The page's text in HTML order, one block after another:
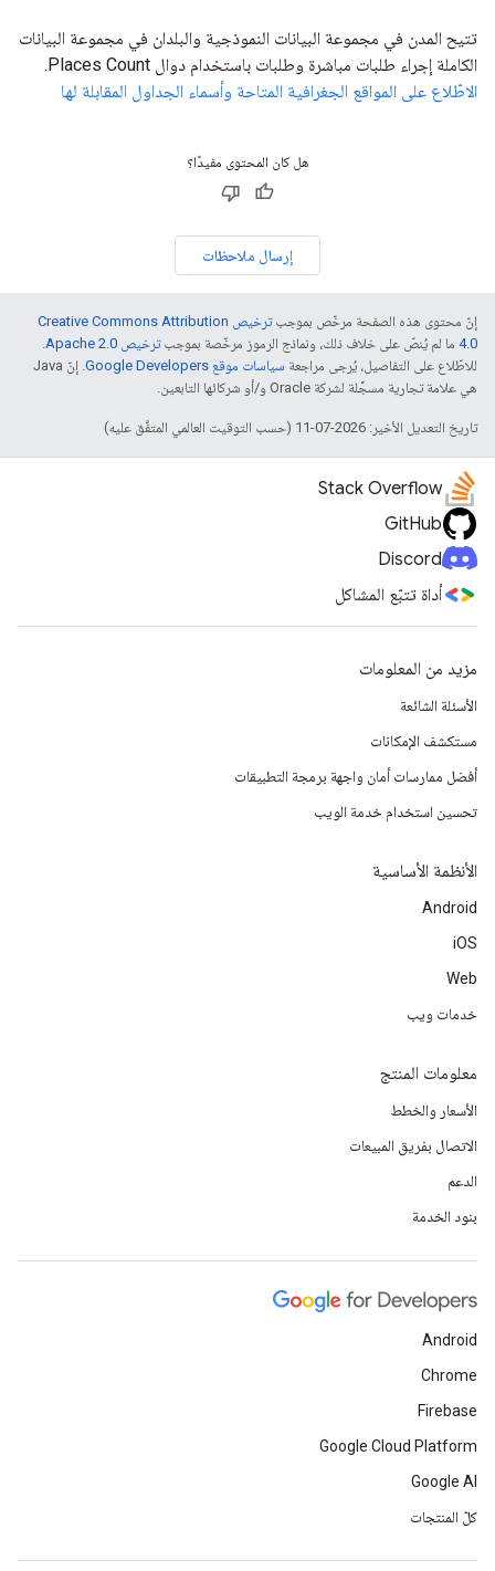
تتيح المدن في مجموعة البيانات النموذجية والبلدان في مجموعة البيانات
الكاملة إجراء طلبات مباشرة وطلبات باستخدام دوال Places Count.
الاطّلاع على المواقع الجغرافية المتاحة وأسماء الجداول المقابلة لها
هل كان المحتوى مفيدًا؟
إرسال ملاحظات
إنّ محتوى هذه الصفحة مرخّص بموجب
ترخيص Creative Commons Attribution
4.0‏ ما لم يُنصّ على خلاف ذلك، ونماذج الرموز مرخّصة بموجبترخيص Apache 2.0‏
.
للاطّلاع على التفاصيل، يُرجى مراجعة سياسات موقع Google Developers‏
. إنّ Java
هي علامة تجارية مسجَّلة لشركة Oracle و/أو شركائها التابعين.
تاريخ التعديل الأخير: 2026-07-11 (حسب التوقيت العالمي المتفَّق عليه)
Stack Overflow
GitHub
Discord
أداة تتبّع المشاكل
مزيد من المعلومات
الأسئلة الشائعة
مستكشف الإمكانات
أفضل ممارسات أمان واجهة برمجة التطبيقات
تحسين استخدام خدمة الويب
الأنظمة الأساسية
Android
iOS
Web
خدمات ويب
معلومات المنتج
الأسعار والخطط
الاتصال بفريق المبيعات
الدعم
بنود الخدمة
Android
Chrome
Firebase
Google Cloud Platform
Google AI
كلّ المنتجات